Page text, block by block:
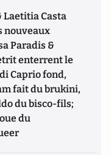
Laetitia Casta
nouveaux
Paradis &
enterrent le
Caprio fond,
fait du brukini,
du bisco-fils;
du